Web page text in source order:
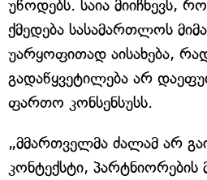
უწოდებს. საია მიიჩნევს,
ქმედება სასამართლოს
უარყოფითად აისახება,
გადაწყვეტილება არ
ფართო კონსენსუსს.
„მმართველმა ძალამ არ
კონტექსტი,